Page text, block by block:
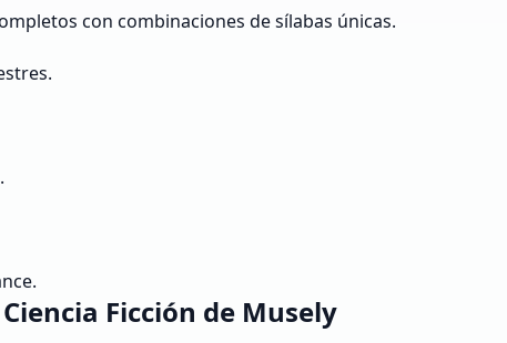
con combinaciones de sílabas únicas.
Ficción de Musely